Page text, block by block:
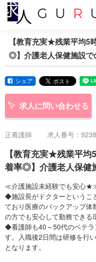
【教育充実★残業平均
◎】介護老人保健施設で
シェア
求人に問い合わせる
正看護師 求人番号：
【教育充実★残業平
着率◎】介護老人保健
≪介護施設未経験でも安心
◆施設長がドクターというこ
ており医療のバックアップ
の方でも安心して勤務できる
◆看護師も40～50代のベテラ
す。入職後2日間は研修を行
となります。